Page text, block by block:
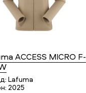
ACCESS MICRO F-
Lafuma
2025